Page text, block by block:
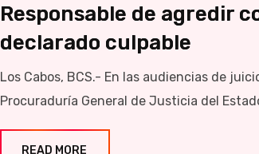
Responsable de agredir
declarado culpable
Los Cabos, BCS.- En las audiencias de
Procuraduría General de Justicia del
READ MORE